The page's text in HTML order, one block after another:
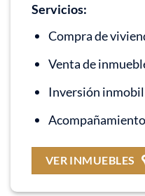
Servicios:
Compra de
Venta de
Inversión
VER INMUEBLES